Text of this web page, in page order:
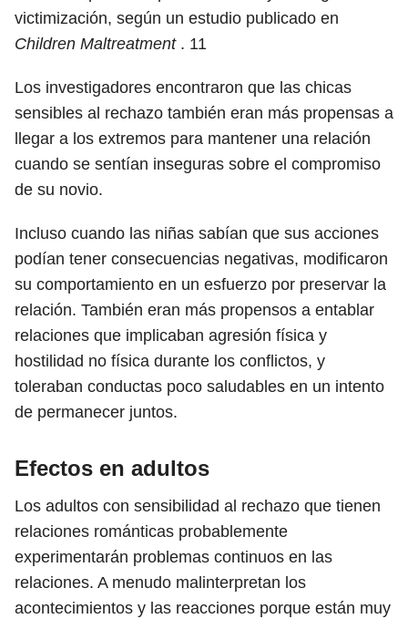
victimización, según un estudio publicado en
Children Maltreatment. 11
Los investigadores encontraron que las chicas
sensibles al rechazo también eran más propensas a
llegar a los extremos para mantener una relación
cuando se sentían inseguras sobre el compromiso
de su novio.
Incluso cuando las niñas sabían que sus acciones
podían tener consecuencias negativas, modificaron
su comportamiento en un esfuerzo por preservar la
relación. También eran más propensos a entablar
relaciones que implicaban agresión física y
hostilidad no física durante los conflictos, y
toleraban conductas poco saludables en un intento
de permanecer juntos.
Efectos en adultos
Los adultos con sensibilidad al rechazo que tienen
relaciones románticas probablemente
experimentarán problemas continuos en las
relaciones. A menudo malinterpretan los
acontecimientos y las reacciones porque están muy